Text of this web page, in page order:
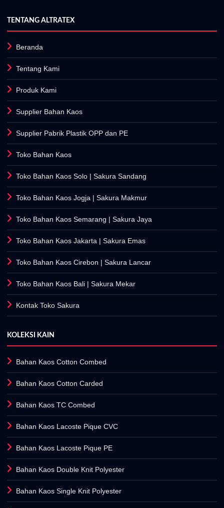
TENTANG ALTRATEX
Beranda
Tentang Kami
Produk Kami
Supplier Bahan Kaos
Supplier Pabrik Plastik OPP dan PE
Toko Bahan Kaos
Toko Bahan Kaos Solo | Sakura Sandang
Toko Bahan Kaos Jogja | Sakura Makmur
Toko Bahan Kaos Semarang | Sakura Jaya
Toko Bahan Kaos Jakarta | Sakura Emas
Toko Bahan Kaos Cirebon | Sakura Lancar
Toko Bahan Kaos Bali | Sakura Mekar
Kontak Toko Sakura
KOLEKSI KAIN
Bahan Kaos Cotton Combed
Bahan Kaos Cotton Carded
Bahan Kaos TC Combed
Bahan Kaos Lacoste Pique CVC
Bahan Kaos Lacoste Pique PE
Bahan Kaos Double Knit Polyester
Bahan Kaos Single Knit Polyester